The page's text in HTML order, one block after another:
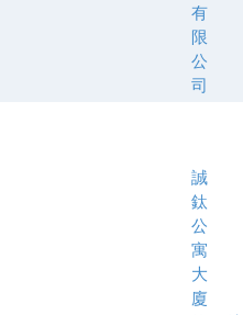
有
限
公
司
誠
鈦
公
寓
大
廈